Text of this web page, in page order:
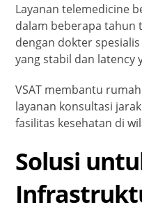
Layanan telemedicine
dalam beberapa tahun
dengan dokter
yang stabil dan latency
VSAT membantu
layanan konsultasi
fasilitas kesehatan di
Solusi